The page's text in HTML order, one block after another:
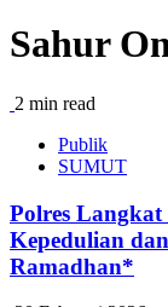
Sahur
2 min read
Publik
SUMUT
Polres
Kepedulian
Ramadhan*